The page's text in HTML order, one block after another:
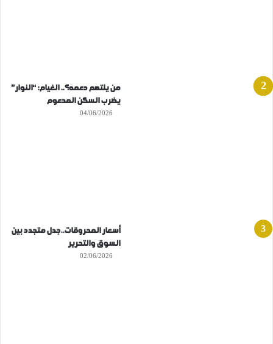
من يلتهم دعمه؟.. الغيام: “النوار”
يضرب السكن المدعوم
04/06/2026
أسعار المحروقات..جدل متجدد بين
السوق والتحرير
02/06/2026